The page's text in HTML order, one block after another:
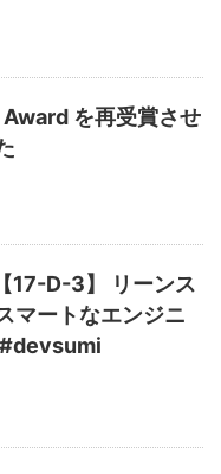
を再受賞させ
17-D-3】 リーンス
マートなエンジニ
#devsumi